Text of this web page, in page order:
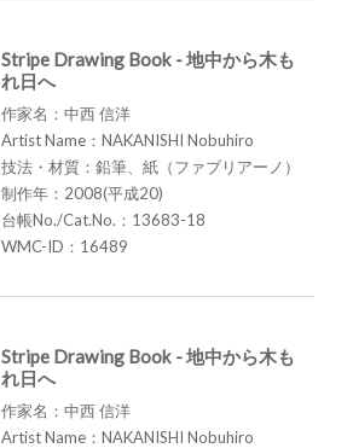
Stripe Drawing Book - 地中から木も
れ日へ
作家名：中西 信洋
Artist Name：NAKANISHI Nobuhiro
技法・材質：鉛筆、紙（ファブリアーノ）
制作年：2008(平成20)
台帳No./Cat.No.：13683-18
WMC-ID：16489
Stripe Drawing Book - 地中から木も
れ日へ
作家名：中西 信洋
Artist Name：NAKANISHI Nobuhiro